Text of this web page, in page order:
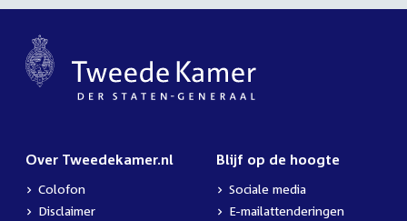
Over Tweedekamer.nl
Colofon
Disclaimer
Blijf op de hoogte
Sociale media
E-mailattenderingen